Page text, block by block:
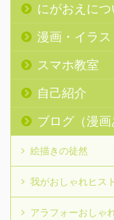
にがおえにつ
漫画・イラ
スマホ教室
自己紹介
ブログ（漫画
絵描きの徒然
我がおしゃれヒス
アラフォーおしゃ